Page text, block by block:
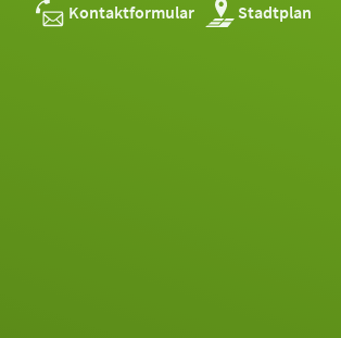
Kontaktformular Stadtplan